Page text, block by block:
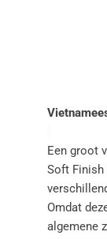
Een groot
Soft Finish
Omdat
algemene